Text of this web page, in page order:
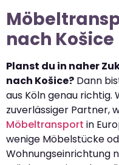
nach Košice
Planst du in naher
nach Košice? Dann
aus Köln genau richtig.
zuverlässiger Partner,
Möbeltransport in
wenige Möbelstücke
Wohnungseinrichtung